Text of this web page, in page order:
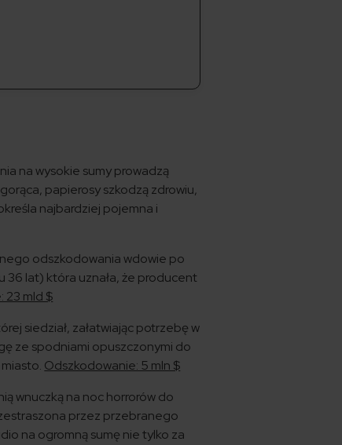
na wysokie sumy prowadzą
papierosy szkodzą zdrowiu,
najbardziej pojemna i
odszkodowania wdowie po
36 lat) która uznała, że producent
23 mld $
siedział, załatwiając potrzebę w
ze spodniami opuszczonymi do
Odszkodowanie: 5 mln $
wnuczką na noc horrorów do
przez przebranego
na ogromną sumę nie tylko za